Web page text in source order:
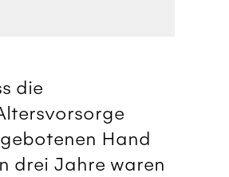
die
Hand
drei Jahre waren